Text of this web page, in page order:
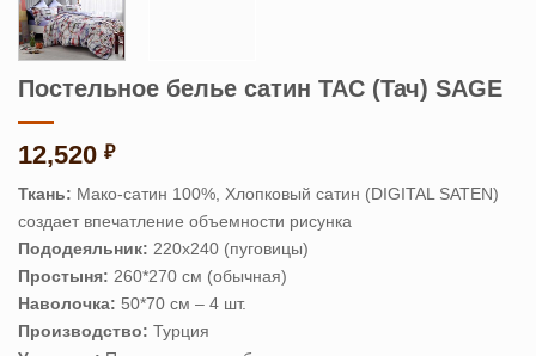
Постельное белье сатин TAC (Тач) SAGE
12,520 ₽
Ткань: Мако-сатин 100%, Хлопковый сатин (DIGITAL SATEN)
создает впечатление объемности рисунка
Пододеяльник: 220х240 (пуговицы)
Простыня: 260*270 см (обычная)
Наволочка: 50*70 см – 4 шт.
Производство: Турция